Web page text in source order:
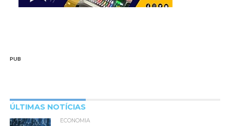
PUB
ÚLTIMAS NOTÍCIAS
ECONOMIA